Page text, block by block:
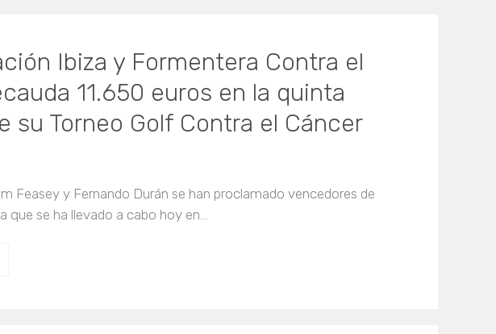
Ibiza y Formentera Contra el
11.650 euros en la quinta
su Torneo Golf Contra el Cáncer
Feasey y Fernando Durán se han proclamado vencedores de
que se ha llevado a cabo hoy en…